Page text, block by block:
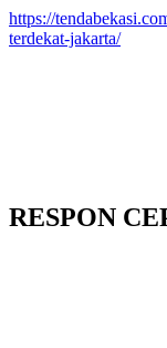
https://
terdekat-jakarta/
RESPON